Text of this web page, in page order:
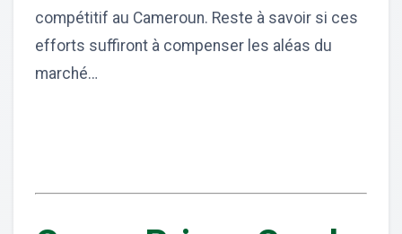
compétitif au Cameroun. Reste à savoir si ces
efforts suffiront à compenser les aléas du
marché…